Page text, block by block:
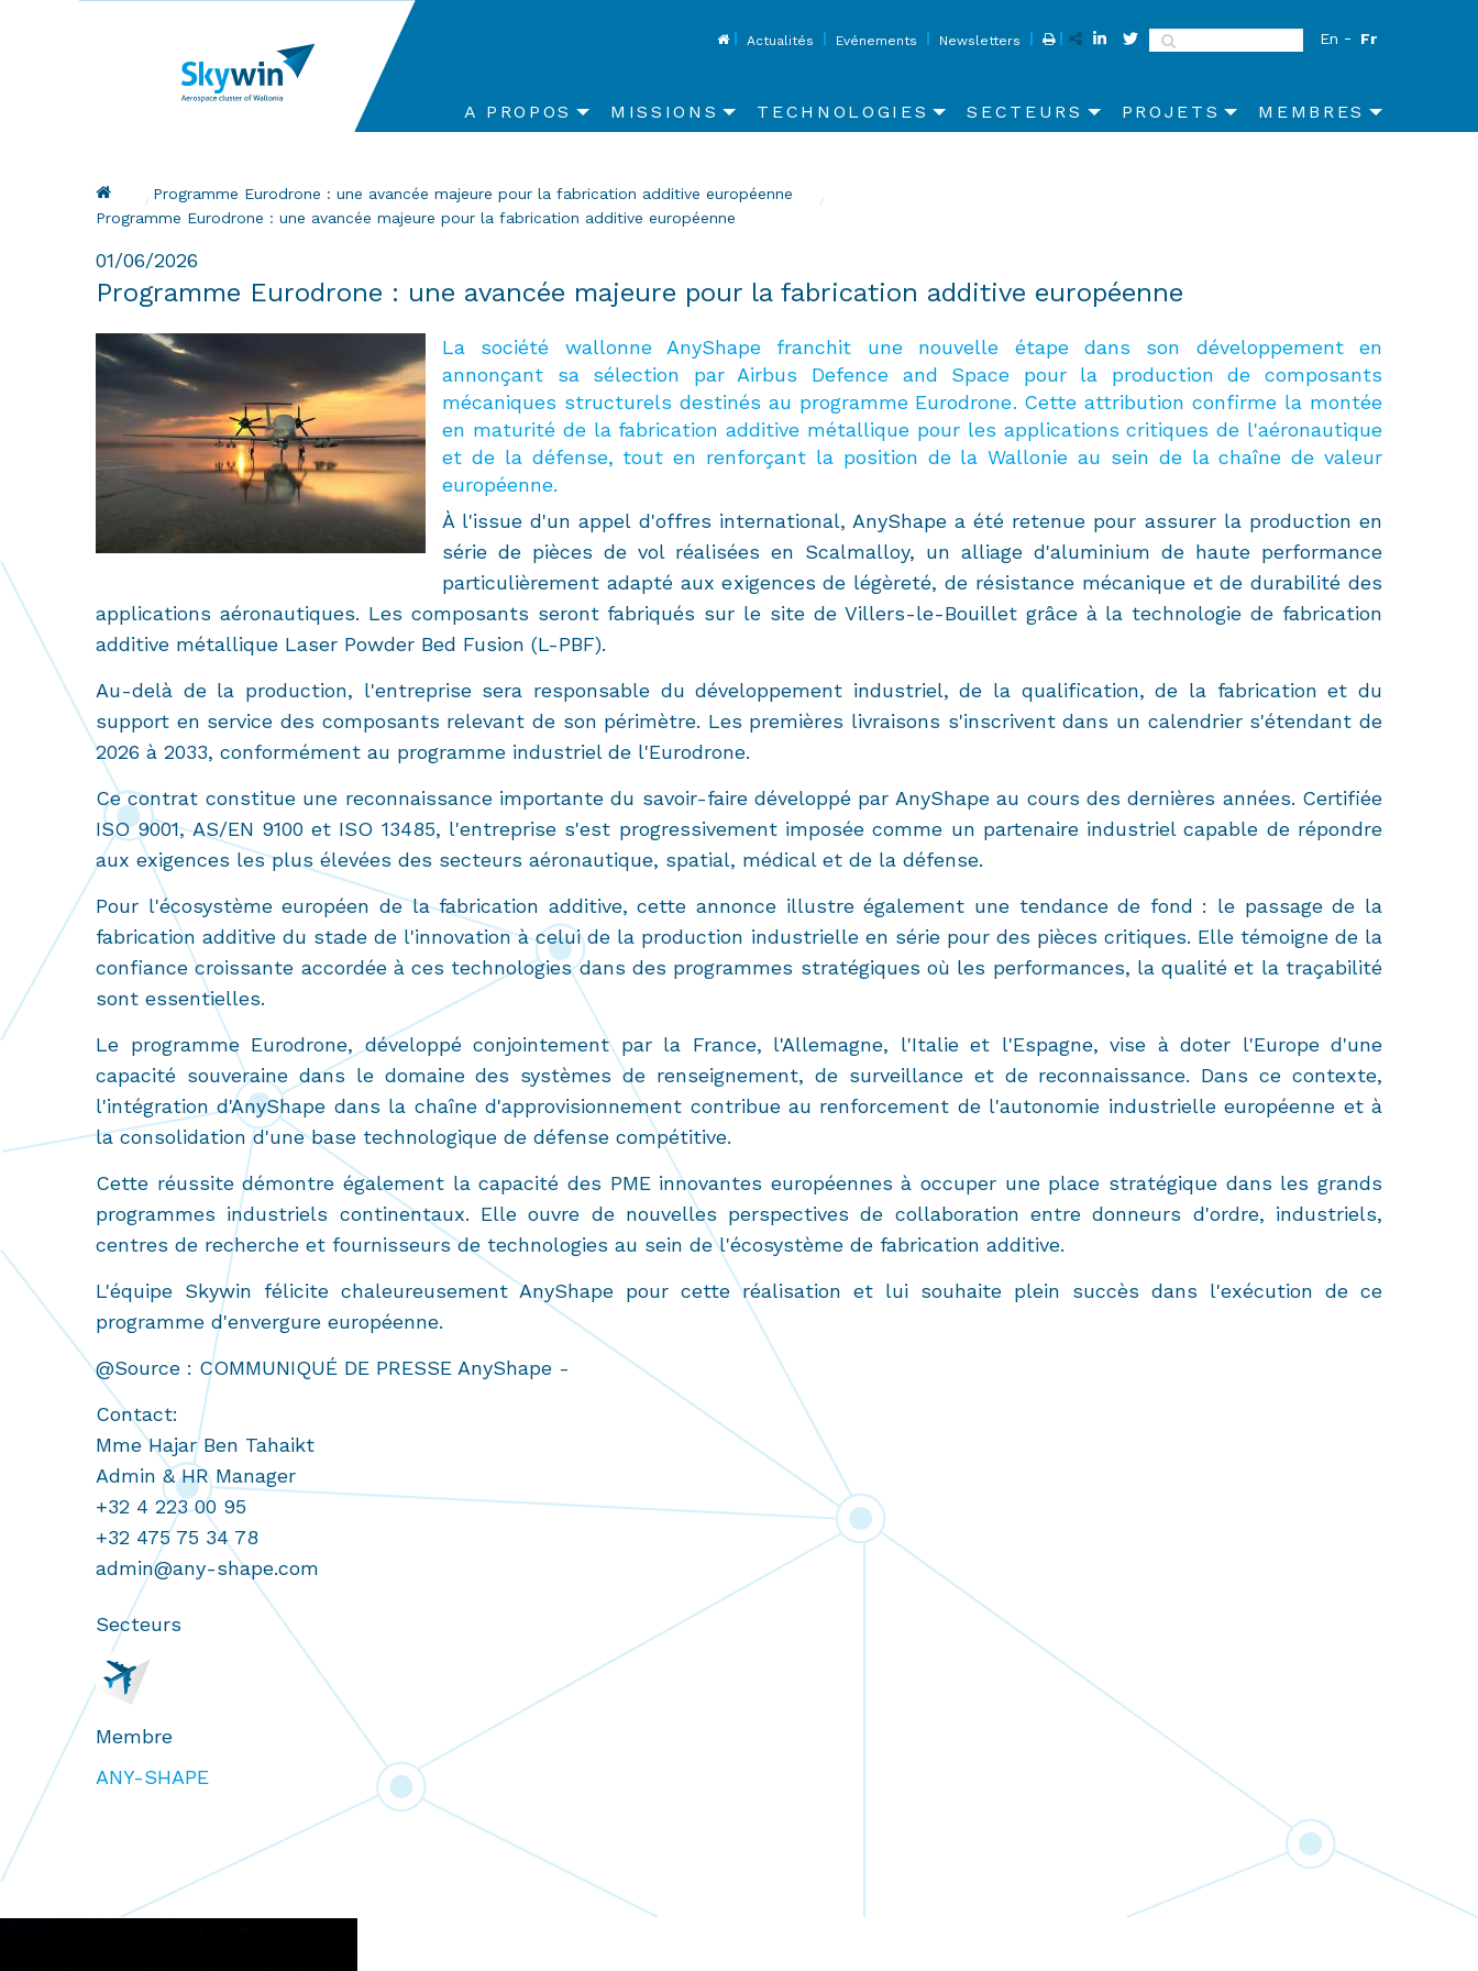
TopActualités Evénements Newsletters Search En Fr
Main
A PROPOS MISSIONS TECHNOLOGIES SECTEURS PROJETS MEMBRES
Fil d'ArianeProgramme Eurodrone : une avancée majeure pour la fabrication additive européenne
Current:
Programme Eurodrone : une avancée majeure pour la fabrication additive européenne
01/06/2026
Programme Eurodrone : une avancée majeure pour la fabrication additive européenne
La société wallonne AnyShape franchit une nouvelle étape dans son développement en
annonçant sa sélection par Airbus Defence and Space pour la production de composants
mécaniques structurels destinés au programme Eurodrone. Cette attribution confirme la montée
en maturité de la fabrication additive métallique pour les applications critiques de l'aéronautique
et de la défense, tout en renforçant la position de la Wallonie au sein de la chaîne de valeur
européenne.
À l'issue d'un appel d'offres international, AnyShape a été retenue pour assurer la production en
série de pièces de vol réalisées en Scalmalloy, un alliage d'aluminium de haute performance
particulièrement adapté aux exigences de légèreté, de résistance mécanique et de durabilité des
applications aéronautiques. Les composants seront fabriqués sur le site de Villers-le-Bouillet grâce à la technologie de fabrication
additive métallique Laser Powder Bed Fusion (L-PBF).
Au-delà de la production, l'entreprise sera responsable du développement industriel, de la qualification, de la fabrication et du
support en service des composants relevant de son périmètre. Les premières livraisons s'inscrivent dans un calendrier s'étendant de
2026 à 2033, conformément au programme industriel de l'Eurodrone.
Ce contrat constitue une reconnaissance importante du savoir-faire développé par AnyShape au cours des dernières années. Certifiée
ISO 9001, AS/EN 9100 et ISO 13485, l'entreprise s'est progressivement imposée comme un partenaire industriel capable de répondre
aux exigences les plus élevées des secteurs aéronautique, spatial, médical et de la défense.
Pour l'écosystème européen de la fabrication additive, cette annonce illustre également une tendance de fond : le passage de la
fabrication additive du stade de l'innovation à celui de la production industrielle en série pour des pièces critiques. Elle témoigne de la
confiance croissante accordée à ces technologies dans des programmes stratégiques où les performances, la qualité et la traçabilité
sont essentielles.
Le programme Eurodrone, développé conjointement par la France, l'Allemagne, l'Italie et l'Espagne, vise à doter l'Europe d'une
capacité souveraine dans le domaine des systèmes de renseignement, de surveillance et de reconnaissance. Dans ce contexte,
l'intégration d'AnyShape dans la chaîne d'approvisionnement contribue au renforcement de l'autonomie industrielle européenne et à
la consolidation d'une base technologique de défense compétitive.
Cette réussite démontre également la capacité des PME innovantes européennes à occuper une place stratégique dans les grands
programmes industriels continentaux. Elle ouvre de nouvelles perspectives de collaboration entre donneurs d'ordre, industriels,
centres de recherche et fournisseurs de technologies au sein de l'écosystème de fabrication additive.
L'équipe Skywin félicite chaleureusement AnyShape pour cette réalisation et lui souhaite plein succès dans l'exécution de ce
programme d'envergure européenne.
@Source : COMMUNIQUÉ DE PRESSE AnyShape -
Contact:
Mme Hajar Ben Tahaikt
Admin & HR Manager
+32 4 223 00 95
+32 475 75 34 78
admin@any-shape.com
Secteurs
Membre
ANY-SHAPE